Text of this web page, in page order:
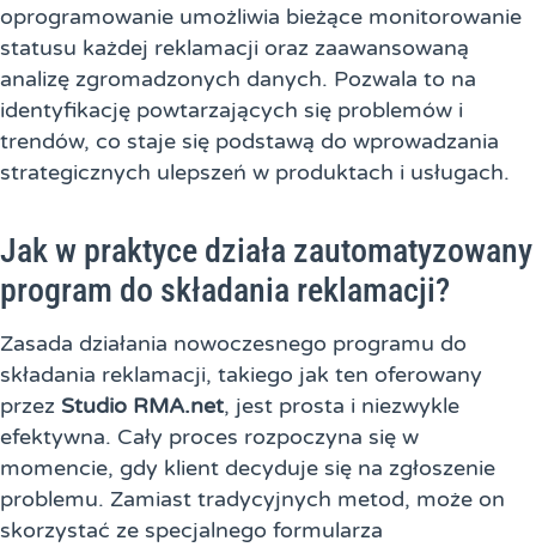
oprogramowanie umożliwia bieżące monitorowanie
statusu każdej reklamacji oraz zaawansowaną
analizę zgromadzonych danych. Pozwala to na
identyfikację powtarzających się problemów i
trendów, co staje się podstawą do wprowadzania
strategicznych ulepszeń w produktach i usługach.
Jak w praktyce działa zautomatyzowany
program do składania reklamacji?
Zasada działania nowoczesnego programu do
składania reklamacji, takiego jak ten oferowany
przez Studio RMA.net, jest prosta i niezwykle
efektywna. Cały proces rozpoczyna się w
momencie, gdy klient decyduje się na zgłoszenie
problemu. Zamiast tradycyjnych metod, może on
skorzystać ze specjalnego formularza